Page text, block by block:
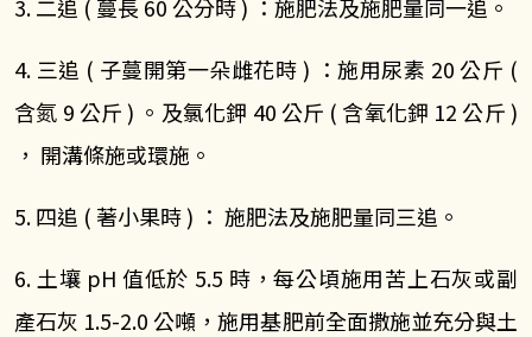
3. 二追 ( 蔓長 60 公分時 ) ：施肥法及施肥量同一追。
4. 三追 ( 子蔓開第一朵雌花時 ) ：施用尿素 20 公斤 (
含氮 9 公斤 ) 。及氯化鉀 40 公斤 ( 含氧化鉀 12 公斤 )
， 開溝條施或環施。
5. 四追 ( 著小果時 ) ： 施肥法及施肥量同三追。
6. 土壤 pH 值低於 5.5 時，每公頃施用苦上石灰或副
產石灰 1.5-2.0 公噸，施用基肥前全面撒施並充分與土